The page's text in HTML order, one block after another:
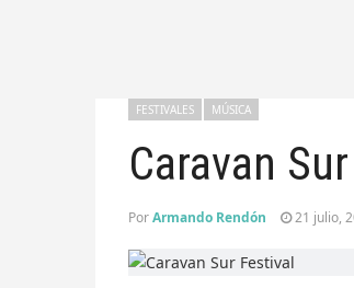
Caravan
FESTIVALES MÚSICA
PorArmando Rendón 21 julio,